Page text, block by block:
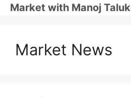
SkipMarket with Manoj
Market News